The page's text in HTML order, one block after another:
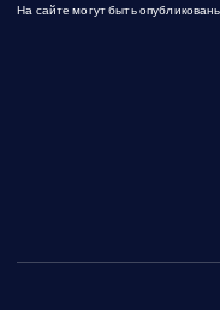
На сайте могут быть